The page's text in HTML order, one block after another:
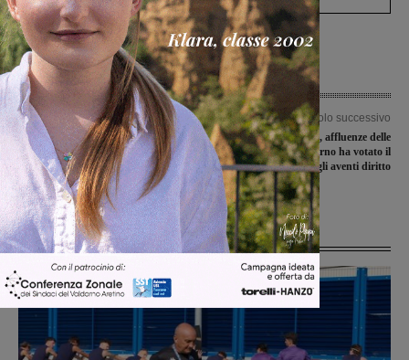
Articolo precedente
Lavoro, dopo la denuncia della Cgil
arriva la marcia indietro di Sarni:
reintegrata la lavoratrice precaria
incinta
Articolo successivo
Elezioni regionali, affluenze delle
15.00: in Valdarno ha votato il
49,80% degli aventi diritto
Ultime Notizie